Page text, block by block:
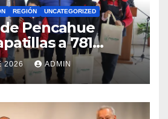
REGIÓN UNCATEGORIZED
Pencahue
a 781
con recursos del
2026 ADMIN